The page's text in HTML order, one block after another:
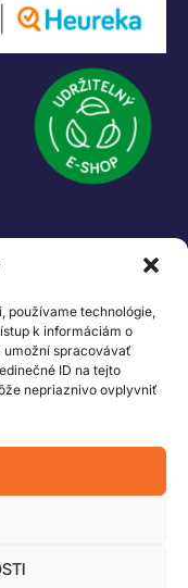
používame technológie,
k informáciám o
umožní spracovávať
ID na tejto
nepriaznivo ovplyvniť
NINJAGO, BIONICLE,
Group. ©2026 The